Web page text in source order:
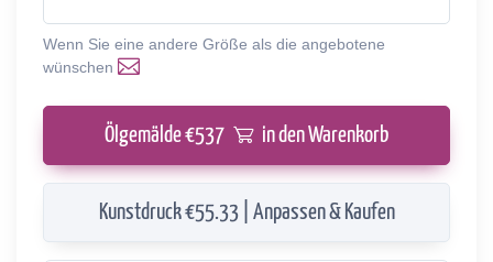
Wenn Sie eine andere Größe als die angebotene
wünschen
Ölgemälde €537 in den Warenkorb
Kunstdruck €55.33 | Anpassen & Kaufen